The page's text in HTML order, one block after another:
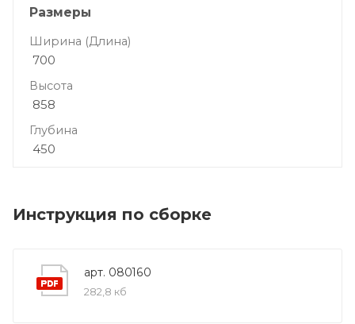
Размеры
Ширина (Длина)
700
Высота
858
Глубина
450
Инструкция по сборке
арт. 080160
282,8 кб